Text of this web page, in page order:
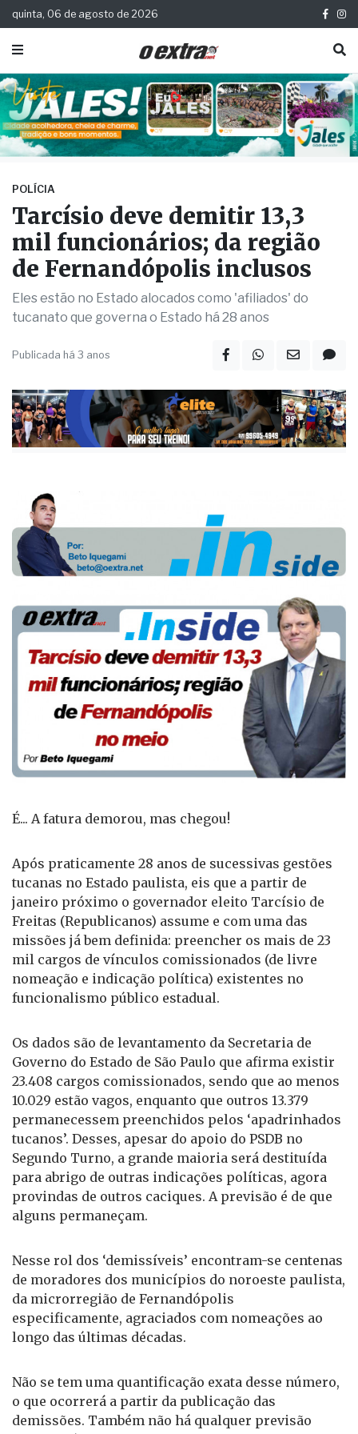
quinta, 06 de agosto de 2026
POLÍCIA
Tarcísio deve demitir 13,3
mil funcionários; da região
de Fernandópolis inclusos
Eles estão no Estado alocados como 'afiliados' do
tucanato que governa o Estado há 28 anos
Publicada há 3 anos
É... A fatura demorou, mas chegou!
Após praticamente 28 anos de sucessivas gestões
tucanas no Estado paulista, eis que a partir de
janeiro próximo o governador eleito Tarcísio de
Freitas (Republicanos) assume e com uma das
missões já bem definida: preencher os mais de 23
mil cargos de vínculos comissionados (de livre
nomeação e indicação política) existentes no
funcionalismo público estadual.
Os dados são de levantamento da Secretaria de
Governo do Estado de São Paulo que afirma existir
23.408 cargos comissionados, sendo que ao menos
10.029 estão vagos, enquanto que outros 13.379
permanecessem preenchidos pelos ‘apadrinhados
tucanos’. Desses, apesar do apoio do PSDB no
Segundo Turno, a grande maioria será destituída
para abrigo de outras indicações políticas, agora
provindas de outros caciques. A previsão é de que
alguns permaneçam.
Nesse rol dos ‘demissíveis’ encontram-se centenas
de moradores dos municípios do noroeste paulista,
da microrregião de Fernandópolis
especificamente, agraciados com nomeações ao
longo das últimas décadas.
Não se tem uma quantificação exata desse número,
o que ocorrerá a partir da publicação das
demissões. Também não há qualquer previsão